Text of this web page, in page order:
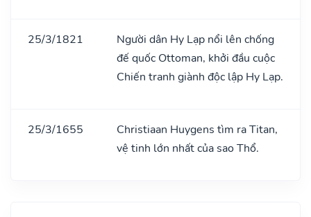
25/3/1821
Người dân Hy Lạp nổi lên chống
đế quốc Ottoman, khởi đầu cuộc
Chiến tranh giành độc lập Hy Lạp.
25/3/1655
Christiaan Huygens tìm ra Titan,
vệ tinh lớn nhất của sao Thổ.